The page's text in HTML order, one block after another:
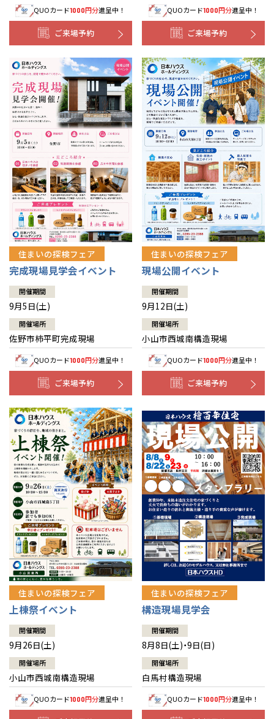
QUOカード1000円分進呈中！
ご来場予約
QUOカード1000円分進呈中！
ご来場予約
住まいの探検フェア
完成現場見学会イベント
開催期間
9月5日(土)
開催場所
佐野市柿平町完成現場
QUOカード1000円分進呈中！
ご来場予約
住まいの探検フェア
現場公開イベント
開催期間
9月12日(土)
開催場所
小山市西城南構造現場
QUOカード1000円分進呈中！
ご来場予約
住まいの探検フェア
上棟祭イベント
開催期間
9月26日(土)
開催場所
小山市西城南構造現場
QUOカード1000円分進呈中！
住まいの探検フェア
構造現場見学会
開催期間
8月8日(土)・9日(日)
開催場所
白馬村構造現場
QUOカード1000円分進呈中！